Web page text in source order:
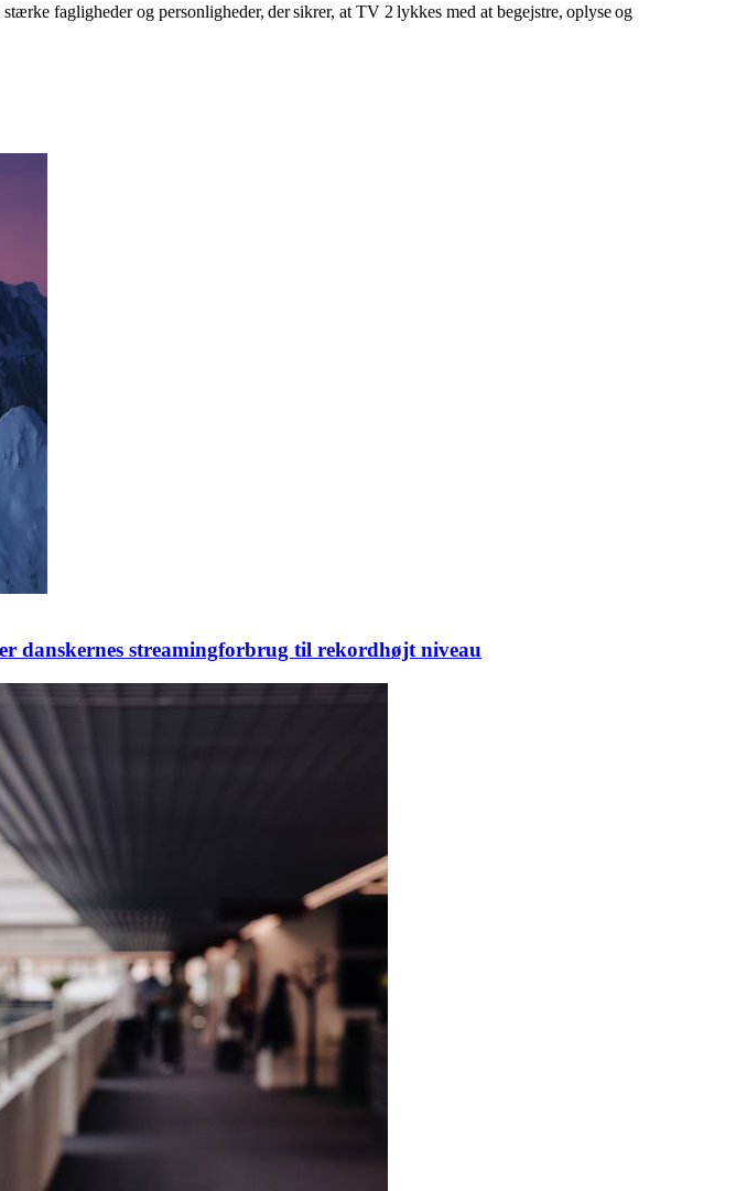
fagligheder og personligheder, der sikrer, at TV 2 lykkes med at begejstre, oplyse og
danskernes streamingforbrug til rekordhøjt niveau